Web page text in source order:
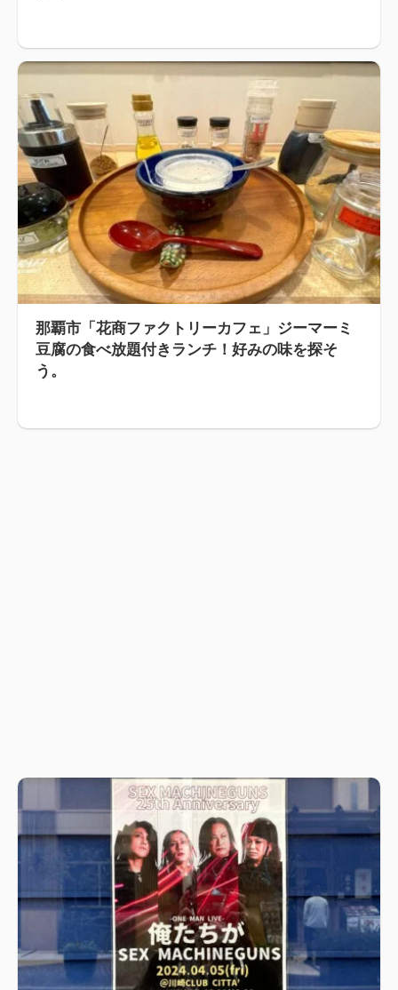
那覇市「花商ファクトリーカフェ」ジーマーミ
豆腐の食べ放題付きランチ！好みの味を探そ
う。